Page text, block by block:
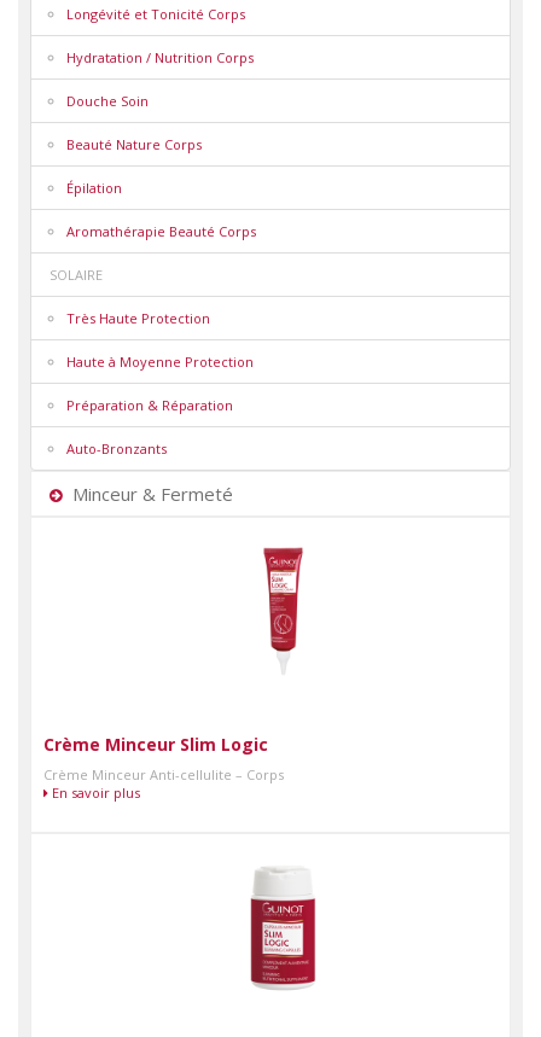
Longévité et Tonicité Corps
Hydratation / Nutrition Corps
Douche Soin
Beauté Nature Corps
Épilation
Aromathérapie Beauté Corps
SOLAIRE
Très Haute Protection
Haute à Moyenne Protection
Préparation & Réparation
Auto-Bronzants
Minceur & Fermeté
Crème Minceur Slim Logic
Crème Minceur Anti-cellulite – Corps
En savoir plus